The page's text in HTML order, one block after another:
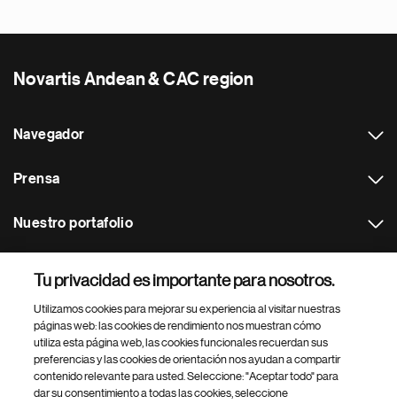
Novartis Andean & CAC region
Navegador
Prensa
Nuestro portafolio
Footer Site Search
Tu privacidad es importante para nosotros.
Utilizamos cookies para mejorar su experiencia al visitar nuestras
páginas web: las cookies de rendimiento nos muestran cómo
utiliza esta página web, las cookies funcionales recuerdan sus
preferencias y las cookies de orientación nos ayudan a compartir
contenido relevante para usted. Seleccione: "Aceptar todo" para
dar su consentimiento a todas las cookies, seleccione